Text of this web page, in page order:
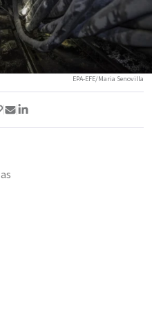
EPA-EFE/Maria Senovilla